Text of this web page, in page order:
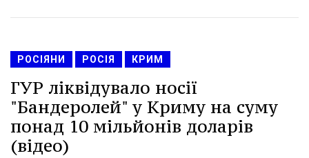
РОСІЯНИ РОСІЯ КРИМ
ГУР ліквідувало носії
"Бандеролей" у Криму на суму
понад 10 мільйонів доларів
(відео)